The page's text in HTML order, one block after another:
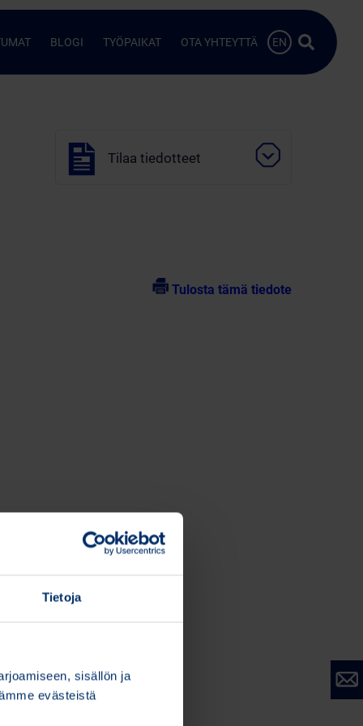
Tietoja
sisällön ja
evästeistä
BLOGI TYÖPAIKAT OTA YHTEYTTÄ EN Hae…
Tilaa tiedotteet
Tulosta tämä tiedote